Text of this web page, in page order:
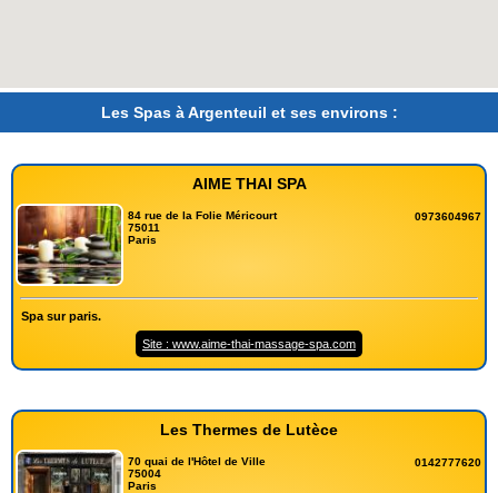
Les Spas à Argenteuil et ses environs :
AIME THAI SPA
84 rue de la Folie Méricourt
75011
Paris
0973604967
Spa sur paris.
Site : www.aime-thai-massage-spa.com
Les Thermes de Lutèce
70 quai de l'Hôtel de Ville
75004
Paris
0142777620